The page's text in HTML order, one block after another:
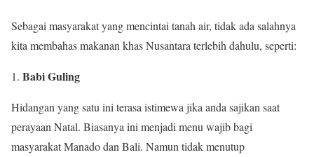
Sebagai masyarakat yang mencintai tanah air, tidak ada salahnya
kita membahas makanan khas Nusantara terlebih dahulu, seperti:
Babi Guling
Hidangan yang satu ini terasa istimewa jika anda sajikan saat
perayaan Natal. Biasanya ini menjadi menu wajib bagi
masyarakat Manado dan Bali. Namun tidak menutup